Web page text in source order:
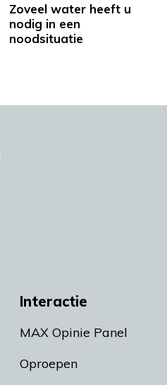
Zoveel water heeft u
nodig in een
noodsituatie
Interactie
MAX Opinie Panel
Oproepen